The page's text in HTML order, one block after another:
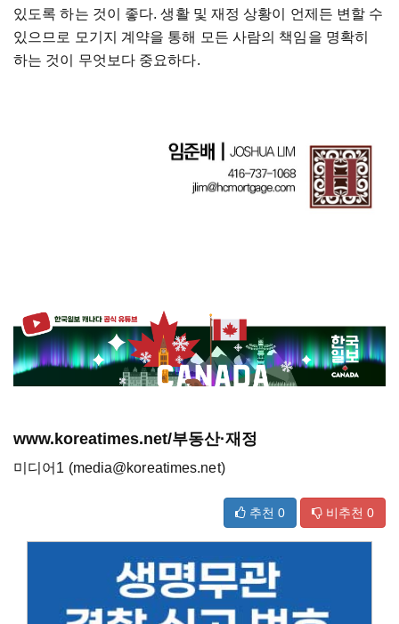
있도록 하는 것이 좋다. 생활 및 재정 상황이 언제든 변할 수
있으므로 모기지 계약을 통해 모든 사람의 책임을 명확히
하는 것이 무엇보다 중요하다.
www.koreatimes.net/부동산·재정
미디어1 (media@koreatimes.net)
추천 0 비추천 0